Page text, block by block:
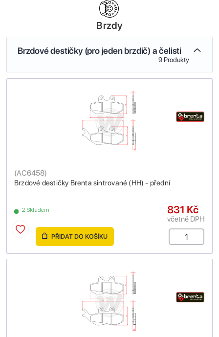
Brzdy
Brzdové destičky (pro jeden brzdič) a čelisti
9 Produkty
Brzdové destičky Brenta sintrované (HH) - přední
(AC6458)
2 Skladem 831 Kč
včetně DPH
PŘIDAT DO KOŠÍKU